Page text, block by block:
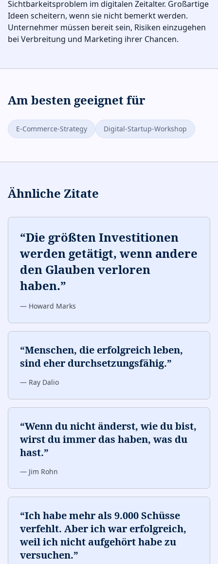
Sichtbarkeitsproblem im digitalen Zeitalter. Großartige
Ideen scheitern, wenn sie nicht bemerkt werden.
Unternehmer müssen bereit sein, Risiken einzugehen
bei Verbreitung und Marketing ihrer Chancen.
Am besten geeignet für
E-Commerce-Strategy Digital-Startup-Workshop
Ähnliche Zitate
“Die größten Investitionen
werden getätigt, wenn andere
den Glauben verloren
haben.”
— Howard Marks
“Menschen, die erfolgreich leben,
sind eher durchsetzungsfähig.”
— Ray Dalio
“Wenn du nicht änderst, wie du bist,
wirst du immer das haben, was du
hast.”
— Jim Rohn
“Ich habe mehr als 9.000 Schüsse
verfehlt. Aber ich war erfolgreich,
weil ich nicht aufgehört habe zu
versuchen.”